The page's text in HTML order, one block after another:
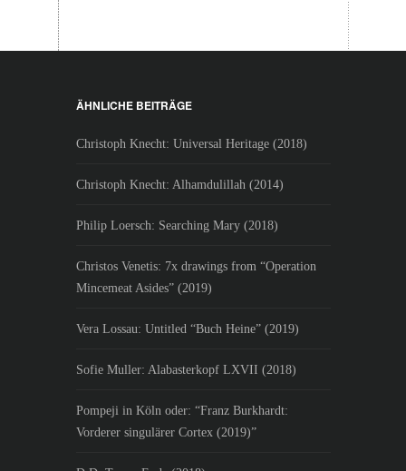
ÄHNLICHE BEITRÄGE
Christoph Knecht: Universal Heritage (2018)
Christoph Knecht: Alhamdulillah (2014)
Philip Loersch: Searching Mary (2018)
Christos Venetis: 7x drawings from “Operation
Mincemeat Asides” (2019)
Vera Lossau: Untitled “Buch Heine” (2019)
Sofie Muller: Alabasterkopf LXVII (2018)
Pompeji in Köln oder: “Franz Burkhardt:
Vorderer singulärer Cortex (2019)”